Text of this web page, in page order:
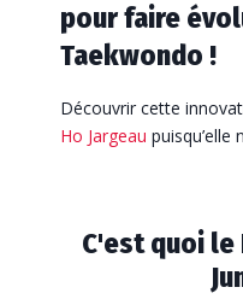
pour faire
Taekwondo !
Découvrir cette
Ho Jargeau puisqu’elle
C'est quoi